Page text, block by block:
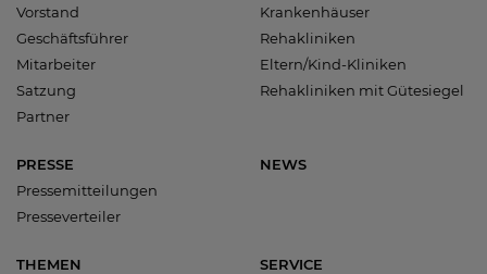
Vorstand
Geschäftsführer
Mitarbeiter
Satzung
Partner
Krankenhäuser
Rehakliniken
Eltern/Kind-Kliniken
Rehakliniken mit Gütesiegel
PRESSE
Pressemitteilungen
Presseverteiler
NEWS
THEMEN
SERVICE